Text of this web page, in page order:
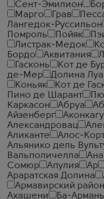
Сент-Эмилион
Марго
Грав
Лангедок-Руссильон
Помроль
Пойяк
Листрак-Медок
Бордо
Аквитания
Гасконь
Кот де
де-Мер
Долина
Коньяк
Кот де
Пино де Шарант
Каркасон
Абруа
Айзенберг
Александровац
Аликанте
Алос-
Альянико дель
Вальполичелла
Сомюр
Апулия Ар
Араратская Долина
Армавирский район
Ахашени
Ба-